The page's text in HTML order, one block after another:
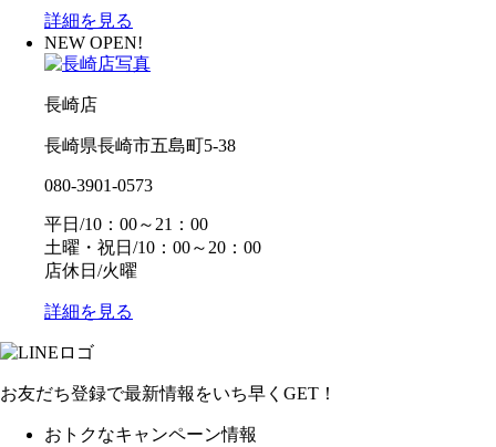
詳細を見る
NEW OPEN!
長崎店
長崎県長崎市五島町5-38
080-3901-0573
平日/10：00～21：00
土曜・祝日/10：00～20：00
店休日/火曜
詳細を見る
お友だち登録で最新情報をいち早くGET！
おトクなキャンペーン情報